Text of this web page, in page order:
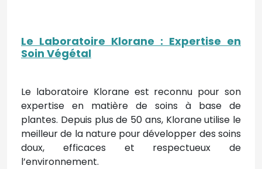
Le Laboratoire Klorane : Expertise en
Soin Végétal
Le laboratoire Klorane est reconnu pour son
expertise en matière de soins à base de
plantes. Depuis plus de 50 ans, Klorane utilise le
meilleur de la nature pour développer des soins
doux, efficaces et respectueux de
l’environnement.